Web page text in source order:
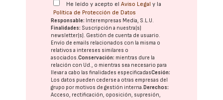
He leído y acepto elAviso Legal y la
Política de Protección de Datos
Responsable: Interempresas Media, S.L.U.
Finalidades: Suscripción a nuestra(s)
newsletter(s). Gestión de cuenta de usuario.
Envío de emails relacionados con la misma o
relativos a intereses similares o
asociados.Conservación: mientras dure la
relación con Ud., o mientras sea necesario para
llevar a cabo las finalidades especificadasCesión:
Los datos pueden cederse a otras empresas del
grupo por motivos de gestión interna. Derechos:
Acceso, rectificación, oposición, supresión,